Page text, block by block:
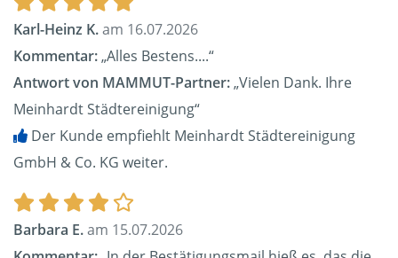
Karl-Heinz K.am 16.07.2026
Kommentar:„Alles Bestens....“
Antwort von MAMMUT-Partner:„Vielen Dank. Ihre
Meinhardt Städtereinigung“
Der Kunde empfiehlt Meinhardt Städtereinigung
GmbH & Co. KG weiter.
Barbara E.am 15.07.2026